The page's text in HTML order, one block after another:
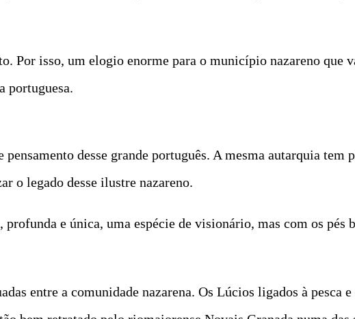
Por isso, um elogio enorme para o município nazareno que
portuguesa.
desse grande português. A mesma autarquia tem
o legado desse ilustre nazareno.
e única, uma espécie de visionário, mas com os pés
entre a comunidade nazarena. Os Lúcios ligados à pesca